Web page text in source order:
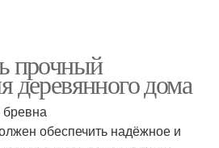
прочный
деревянного дома
обеспечить надёжное и